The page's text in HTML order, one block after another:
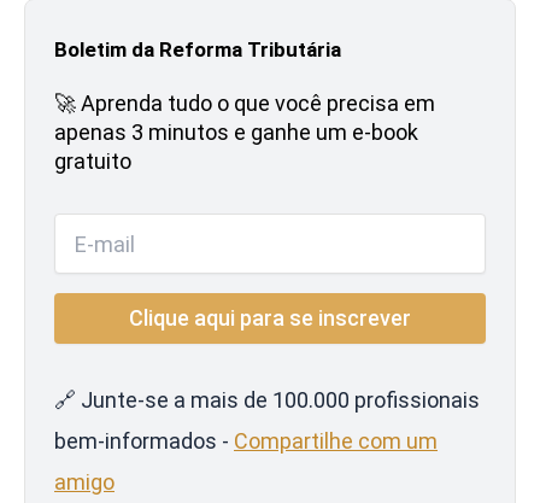
Boletim da Reforma Tributária
🚀 Aprenda tudo o que você precisa em
apenas 3 minutos e ganhe um e-book
gratuito
🔗 Junte-se a mais de 100.000 profissionais
bem-informados - Compartilhe com um
amigo